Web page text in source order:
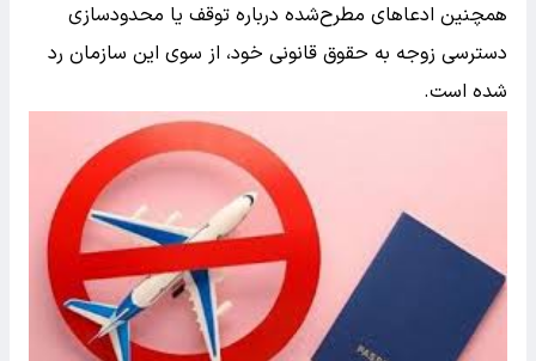
همچنین ادعاهای مطرح‌شده درباره توقف یا محدودسازی
دسترسی زوجه به حقوق قانونی خود، از سوی این سازمان رد
شده است.